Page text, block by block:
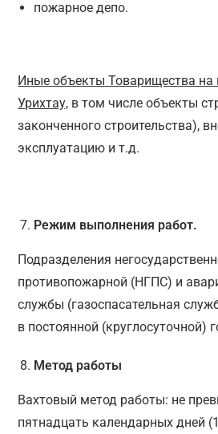
пожарное депо.
Иные объекты Товарищества
Урихтау, в том числе объекты
законченного строительства),
эксплуатацию и т.д.
Режим выполнения работ.
Подразделения
противопожарной (НГПС) и
службы (газоспасательная
в постоянной (круглосуточной)
Метод работы
Вахтовый метод работы: не
пятнадцать календарных дней